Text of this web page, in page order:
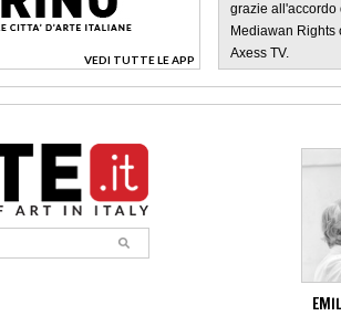
VEDI TUTTE LE APP
>
grazie all'accordo
Mediawan
Axess TV.